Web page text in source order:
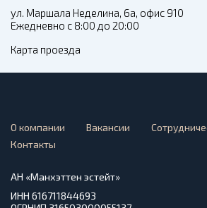
ул. Маршала Неделина, 6а, офис 910
Ежедневно с 8:00 до 20:00
Карта проезда
О компании Вакансии
Контакты
АН «Манхэттен эстейт»
ИНН 616711844693